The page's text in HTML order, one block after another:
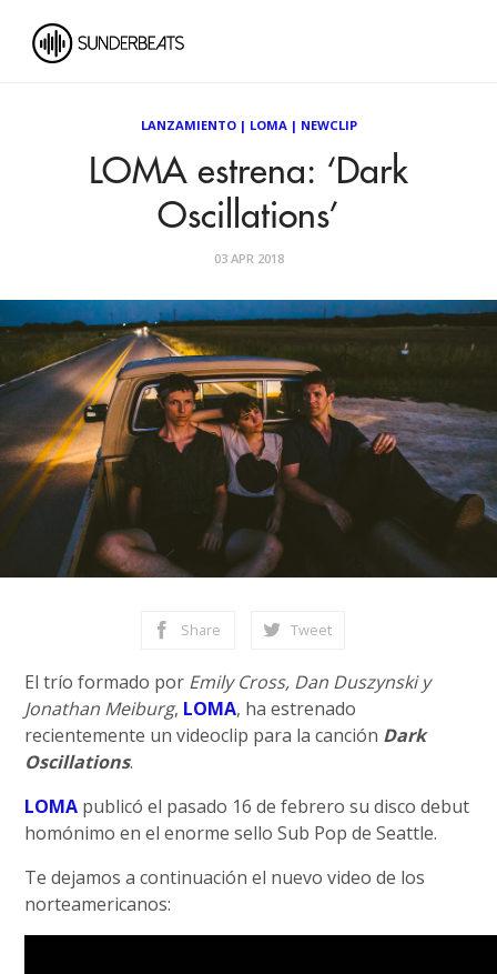
LANZAMIENTO| LOMA| NEWCLIP
LOMA estrena: ‘Dark
Oscillations’
03 APR 2018
Share Tweet
El trío formado por Emily Cross, Dan Duszynski y
Jonathan Meiburg, LOMA, ha estrenado
recientemente un videoclip para la canción Dark
Oscillations.
LOMA publicó el pasado 16 de febrero su disco debut
homónimo en el enorme sello Sub Pop de Seattle.
Te dejamos a continuación el nuevo video de los
norteamericanos: